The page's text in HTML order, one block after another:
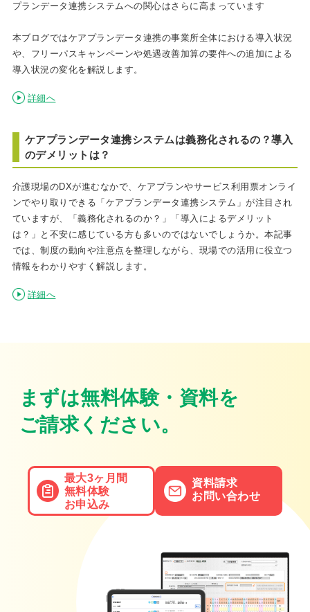
プランデータ連携システムへの関心はさらに高まっています
本ブログではケアプランデータ連携の事業所全体における導入状況
や、フリーパスキャンペーンや処遇改善加算の要件への追加による
導入状況の変化を解説します。
詳細へ
ケアプランデータ連携システムは義務化されるの？導入
のデメリットは？
介護現場のDXが進むなかで、ケアプランやサービス利用票オンライ
ンでやり取りできる「ケアプランデータ連携システム」が注目され
ていますが、「義務化されるのか？」「導入によるデメリット
は？」と不安に感じている方も多いのではないでしょうか。本記事
では、制度の動向や注意点を整理しながら、現場での活用に役立つ
情報をわかりやすく解説します。
詳細へ
まずは無料体験・資料を
ご請求ください。
最大3ヶ月間
無料体験
お申込み
資料請求
お問い合わせ